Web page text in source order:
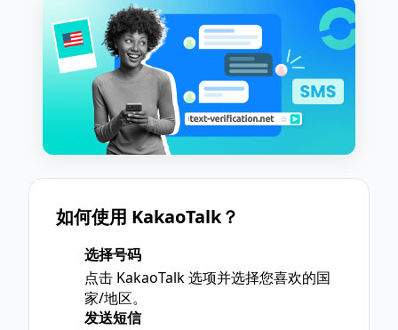
如何使用 KakaoTalk？
选择号码
点击 KakaoTalk 选项并选择您喜欢的国
家/地区。
发送短信